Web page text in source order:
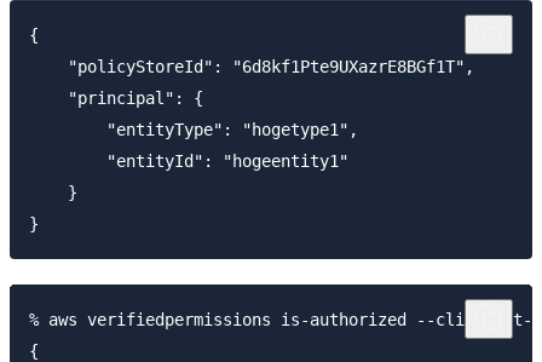
{
    "policyStoreId": "6d8kf1Pte9UXazrE8BGf1T",
    "principal": {
        "entityType": "hogetype1",
        "entityId": "hogeentity1"
    }
% aws verifiedpermissions is-authorized --cli-
{